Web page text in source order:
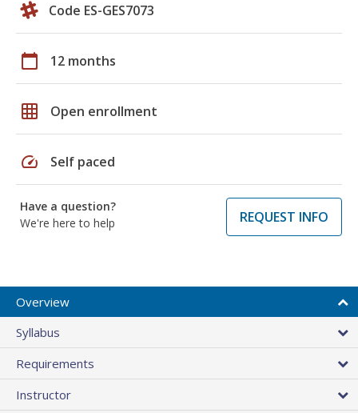
Code ES-GES7073
calendar_today 12 months
grid_on Open enrollment
speed Self paced
Have a question?
We're here to help
REQUEST INFO
Overview
Syllabus
Requirements
Instructor